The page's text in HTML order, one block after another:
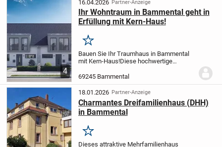
4
16.04.2026 Partner-Anzeige
Ihr Wohntraum in Bammental geht in
Erfüllung mit Kern-Haus!
Merken
Bauen Sie Ihr Traumhaus in Bammental
mit Kern-Haus!Diese hochwertige
Erstbezug angeboten und überzeugt auf
ganzer Linie mit einer gehobenen
Ausstattung, die...
69245 Bammental
18.01.2026 Partner-Anzeige
Charmantes Dreifamilienhaus (DHH)
in Bammental
Merken
Dieses attraktive Mehrfamilienhaus